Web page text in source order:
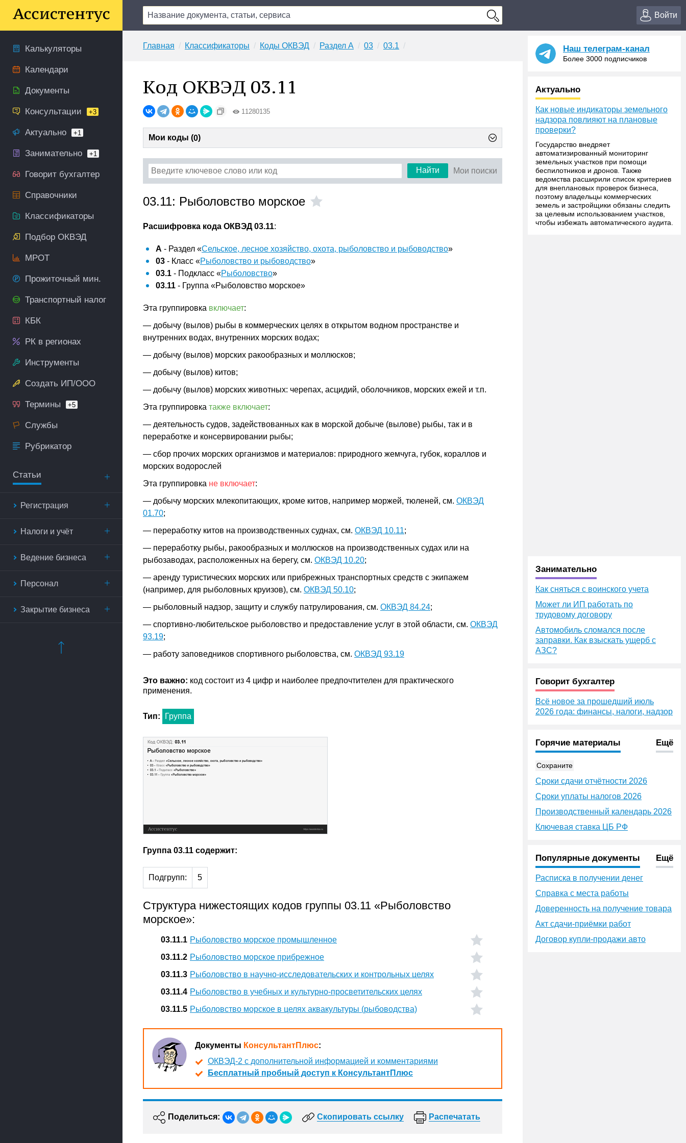
Войти
Калькуляторы
Календари
Документы
Консультации +3
Актуально +1
Занимательно +1
Говорит бухгалтер
Справочники
Классификаторы
Подбор ОКВЭД
МРОТ
Прожиточный мин.
Транспортный налог
КБК
РК в регионах
Инструменты
Создать ИП/ООО
Термины +5
Службы
Рубрикатор
Статьи
Регистрация
Налоги и учёт
Ведение бизнеса
Персонал
Закрытие бизнеса
Главная Классификаторы Коды ОКВЭД Раздел A 03 03.1
Код ОКВЭД 03.11
11280135
Мои коды (0)
Найти Мои поиски
03.11: Рыболовство морское
Расшифровка кода ОКВЭД 03.11:
A - Раздел «Сельское, лесное хозяйство, охота, рыболовство и рыбоводство»
03 - Класс «Рыболовство и рыбоводство»
03.1 - Подкласс «Рыболовство»
03.11 - Группа «Рыболовство морское»
Эта группировка включает:
— добычу (вылов) рыбы в коммерческих целях в открытом водном пространстве и
внутренних водах, внутренних морских водах;
— добычу (вылов) морских ракообразных и моллюсков;
— добычу (вылов) китов;
— добычу (вылов) морских животных: черепах, асцидий, оболочников, морских ежей и т.п.
Эта группировка также включает:
— деятельность судов, задействованных как в морской добыче (вылове) рыбы, так и в
переработке и консервировании рыбы;
— сбор прочих морских организмов и материалов: природного жемчуга, губок, кораллов и
морских водорослей
Эта группировка не включает:
— добычу морских млекопитающих, кроме китов, например моржей, тюленей, см. ОКВЭД
01.70;
— переработку китов на производственных суднах, см. ОКВЭД 10.11;
— переработку рыбы, ракообразных и моллюсков на производственных судах или на
рыбозаводах, расположенных на берегу, см. ОКВЭД 10.20;
— аренду туристических морских или прибрежных транспортных средств с экипажем
(например, для рыболовных круизов), см. ОКВЭД 50.10;
— рыболовный надзор, защиту и службу патрулирования, см. ОКВЭД 84.24;
— спортивно-любительское рыболовство и предоставление услуг в этой области, см. ОКВЭД
93.19;
— работу заповедников спортивного рыболовства, см. ОКВЭД 93.19
Это важно: код состоит из 4 цифр и наиболее предпочтителен для практического
применения.
Тип: Группа
Группа 03.11 содержит:
Подгрупп: 5
Структура нижестоящих кодов группы 03.11 «Рыболовство
морское»:
03.11.1 Рыболовство морское промышленное
03.11.2 Рыболовство морское прибрежное
03.11.3 Рыболовство в научно-исследовательских и контрольных целях
03.11.4 Рыболовство в учебных и культурно-просветительских целях
03.11.5 Рыболовство морское в целях аквакультуры (рыбоводства)
Документы КонсультантПлюс:
ОКВЭД-2 с дополнительной информацией и комментариями
Бесплатный пробный доступ к КонсультантПлюс
Поделиться: Скопировать ссылку Распечатать
Наш телеграм-канал
Более 3000 подписчиков
Актуально
Как новые индикаторы земельного
надзора повлияют на плановые
проверки?
Государство внедряет
автоматизированный мониторинг
земельных участков при помощи
беспилотников и дронов. Также
ведомства расширили список критериев
для внеплановых проверок бизнеса,
поэтому владельцы коммерческих
земель и застройщики обязаны следить
за целевым использованием участков,
чтобы избежать автоматического аудита.
Занимательно
Как сняться с воинского учета
Может ли ИП работать по
трудовому договору
Автомобиль сломался после
заправки. Как взыскать ущерб с
АЗС?
Говорит бухгалтер
Всё новое за прошедший июль
2026 года: финансы, налоги, надзор
Горячие материалы Ещё
Сохраните
Сроки сдачи отчётности 2026
Сроки уплаты налогов 2026
Производственный календарь 2026
Ключевая ставка ЦБ РФ
Популярные документы Ещё
Расписка в получении денег
Справка с места работы
Доверенность на получение товара
Акт сдачи-приёмки работ
Договор купли-продажи авто